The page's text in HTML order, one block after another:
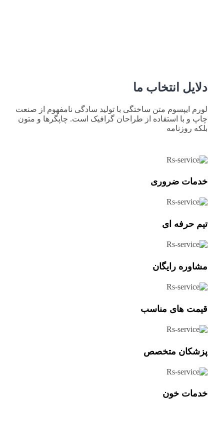
دلایل انتخاب ما
لورم ایپسوم متن ساختگی با تولید سادگی نامفهوم از صنعت
چاپ و با استفاده از طراحان گرافیک است. چاپگرها و متون
بلکه روزنامه
خدمات ضروری
تیم حرفه ای
مشاوره رایگان
قیمت های مناسب
پزشکان متخصص
خدمات خون